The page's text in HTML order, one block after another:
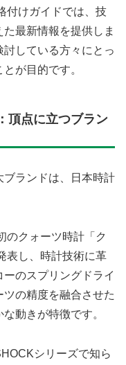
付けガイドでは、技
最新情報を提供しま
している方々にとっ
が目的です。
頂点に立つブラン
ランドは、日本時計
のクォーツ時計「ク
表し、時計技術に革
のスプリングドライ
の精度を融合させた
動きが特徴です。
シリーズで知ら